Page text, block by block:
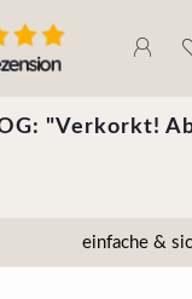
"Verkorkt!
einfache &